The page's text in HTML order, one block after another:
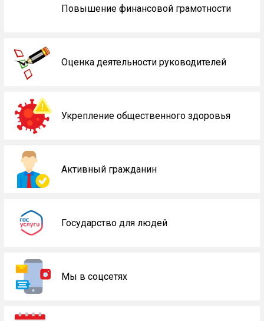
Повышение финансовой грамотности
Оценка деятельности руководителей
Укрепление общественного здоровья
Активный гражданин
Государство для людей
Мы в соцсетях